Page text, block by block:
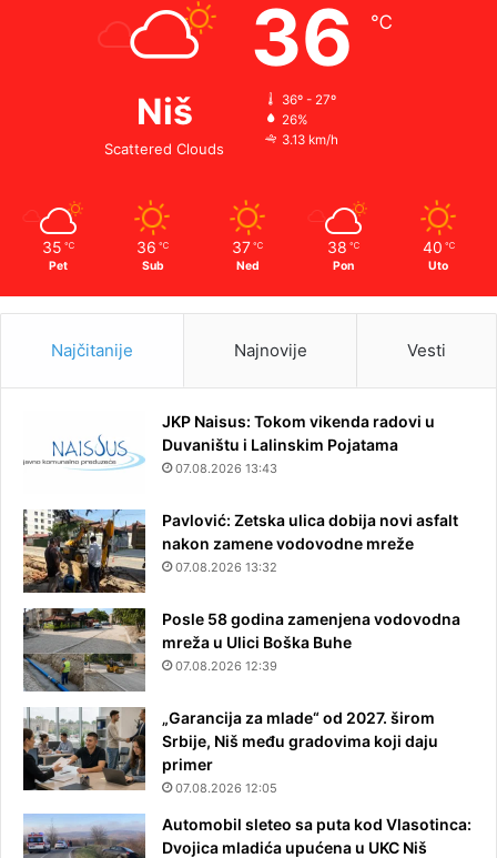
Niš
Scattered Clouds
36 ℃
36º - 27º
26%
3.13 km/h
35 ℃
Pet
36 ℃
Sub
37 ℃
Ned
38 ℃
Pon
40 ℃
Uto
Najčitanije Najnovije Vesti
JKP Naisus: Tokom vikenda radovi u
Duvaništu i Lalinskim Pojatama
07.08.2026 13:43
Pavlović: Zetska ulica dobija novi asfalt
nakon zamene vodovodne mreže
07.08.2026 13:32
Posle 58 godina zamenjena vodovodna
mreža u Ulici Boška Buhe
07.08.2026 12:39
„Garancija za mlade“ od 2027. širom
Srbije, Niš među gradovima koji daju
primer
07.08.2026 12:05
Automobil sleteo sa puta kod Vlasotinca:
Dvojica mladića upućena u UKC Niš